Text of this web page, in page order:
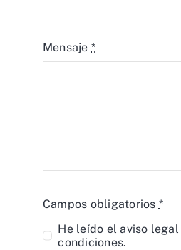
Mensaje *
Campos obligatorios *
He leído elaviso legal
condiciones.